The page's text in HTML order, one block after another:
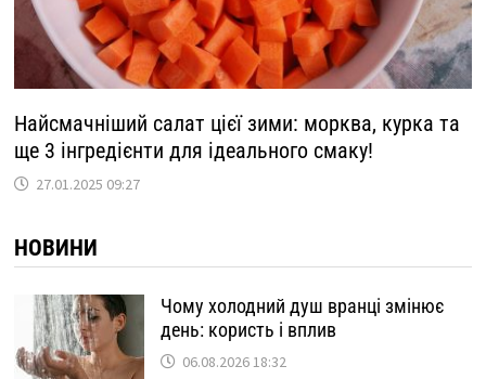
Найсмачніший салат цієї зими: морква, курка та
ще 3 інгредієнти для ідеального смаку!
27.01.2025 09:27
НОВИНИ
Чому холодний душ вранці змінює
день: користь і вплив
06.08.2026 18:32